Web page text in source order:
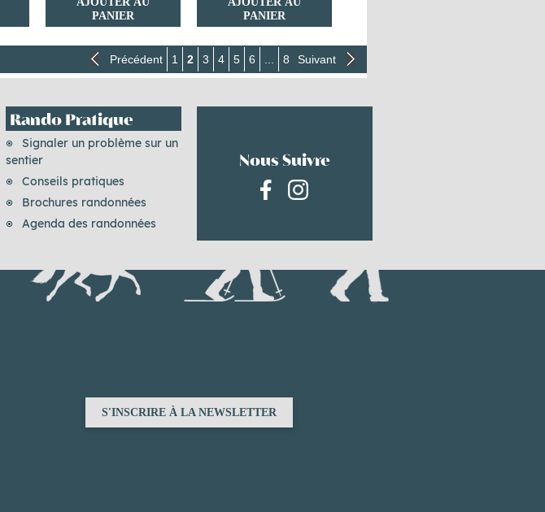
PANIER
PANIER
Précédent 1 2 3 4 5 6 8 Suivant
Rando Pratique
Signaler un problème sur un
sentier
Conseils pratiques
Brochures randonnées
Agenda des randonnées
Nous Suivre
S'INSCRIRE À LA NEWSLETTER